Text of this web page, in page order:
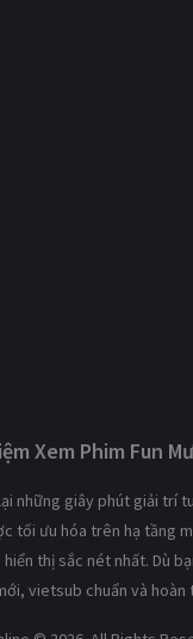
Xem Phim Fun
những giây phút giải trí
tối ưu hóa trên hạ tầng
thị sắc nét nhất. Dù
vietsub chuẩn và hoàn